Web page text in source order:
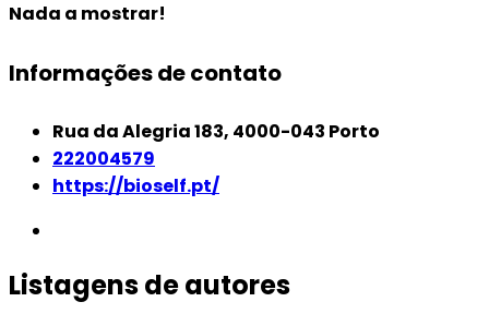
Nada a mostrar!
Informações de contato
Rua da Alegria 183, 4000-043 Porto
222004579
https://bioself.pt/
Listagens de autores